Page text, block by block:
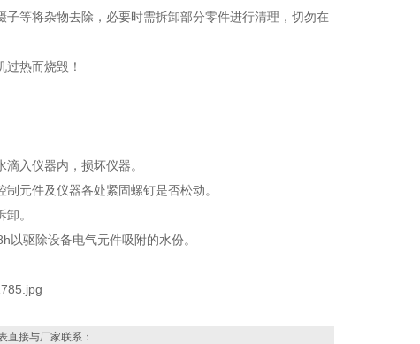
等将杂物去除，必要时需拆卸部分零件进行清理，切勿在
热而烧毁！
入仪器内，损坏仪器。
元件及仪器各处紧固螺钉是否松动。
。
驱除设备电气元件吸附的水份。
直接与厂家联系：